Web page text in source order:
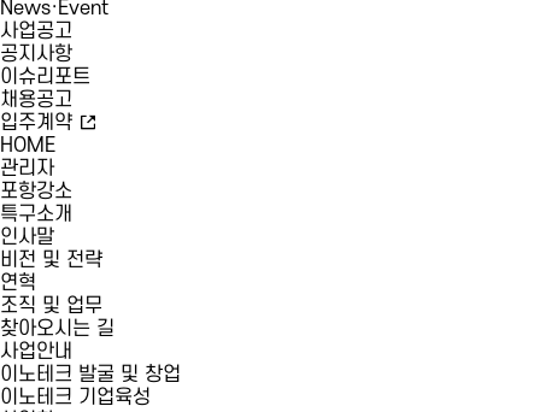
News·Event
사업공고
공지사항
이슈리포트
채용공고
입주계약
HOME
관리자
포항강소
특구소개
인사말
비전 및 전략
연혁
조직 및 업무
찾아오시는 길
사업안내
이노테크 발굴 및 창업
이노테크 기업육성